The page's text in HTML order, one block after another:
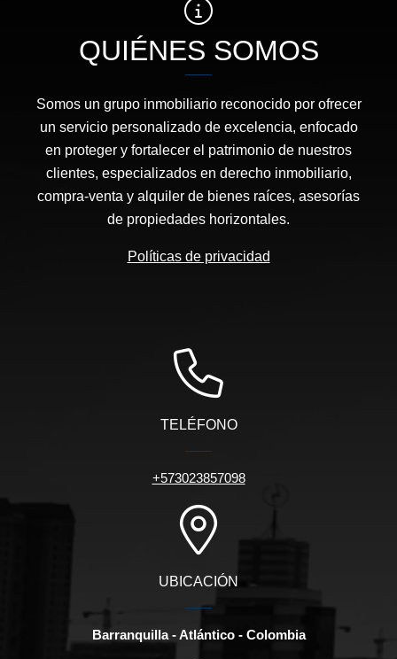
QUIÉNES SOMOS
Somos un grupo inmobiliario reconocido por ofrecer
un servicio personalizado de excelencia, enfocado
en proteger y fortalecer el patrimonio de nuestros
clientes, especializados en derecho inmobiliario,
compra-venta y alquiler de bienes raíces, asesorías
de propiedades horizontales.
Políticas de privacidad
TELÉFONO
+573023857098
UBICACIÓN
Barranquilla - Atlántico - Colombia